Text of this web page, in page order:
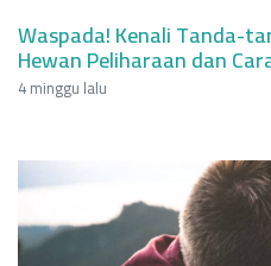
Waspada! Kenali Tanda-
Hewan Peliharaan dan
4 minggu lalu